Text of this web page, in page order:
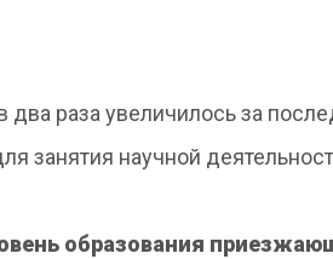
два раза увеличилось за
занятия научной
образования